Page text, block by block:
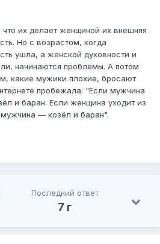
их делает женщиной их внешняя
Но с возрастом, когда
ушла, а женской духовности и
начинаются проблемы. А потом
какие мужики плохие, бросают
пробежала: "Если мужчина
и баран. Если женщина уходит из
— козёл и баран".
Последний ответ
7 г